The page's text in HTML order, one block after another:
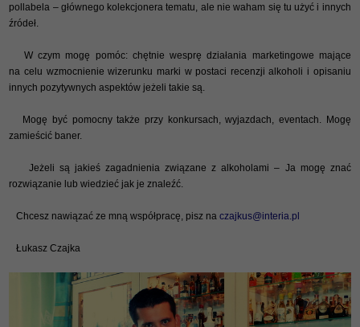
pollabela – głównego kolekcjonera tematu, ale nie waham się tu użyć i innych
źródeł.
W czym mogę pomóc: chętnie wesprę działania marketingowe mające
na celu wzmocnienie wizerunku marki w postaci recenzji alkoholi i opisaniu
innych pozytywnych aspektów jeżeli takie są.
Mogę być pomocny także przy konkursach, wyjazdach, eventach. Mogę
zamieścić baner.
Jeżeli są jakieś zagadnienia związane z alkoholami – Ja mogę znać
rozwiązanie lub wiedzieć jak je znaleźć.
Chcesz nawiązać ze mną współpracę, pisz naczajkus@interia.pl
Łukasz Czajka